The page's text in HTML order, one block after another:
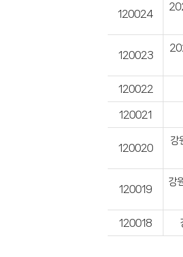
120024
120023
120022
120021
120020
강
120019
강
120018